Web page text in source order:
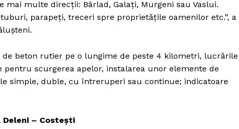
multe direcții: Bârlad, Galați, Murgeni sau Vaslui.
parapeți, treceri spre proprietățile oamenilor etc.”, a
beton rutier pe o lungime de peste 4 kilometri, lucrările
scurgerea apelor, instalarea unor elemente de
simple, duble, cu întreruperi sau continue; indicatoare
– Costești